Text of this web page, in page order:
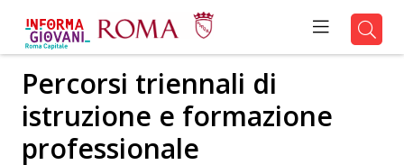
Percorsi triennali di
istruzione e formazione
professionale